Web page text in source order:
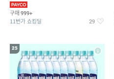
구매 999+
11번가 쇼킹딜 29
25